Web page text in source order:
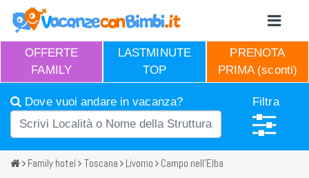
OFFERTE
FAMILY
LASTMINUTE
TOP
PRENOTA
PRIMA (sconti)
Dove vuoi andare in vacanza? Filtra
Family hotel Toscana Livorno Campo nell'Elba